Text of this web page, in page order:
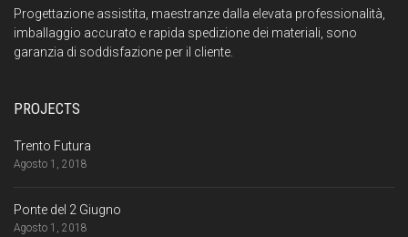
Progettazione assistita, maestranze dalla elevata professionalità,
imballaggio accurato e rapida spedizione dei materiali, sono
garanzia di soddisfazione per il cliente.
PROJECTS
Trento Futura
Agosto 1, 2018
Ponte del 2 Giugno
Agosto 1, 2018